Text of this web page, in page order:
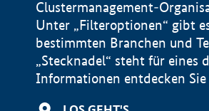
Clustermanagement-
Unter „Filteroptionen“ gibt
bestimmten Branchen und
„Stecknadel“ steht für
Informationen entdecken